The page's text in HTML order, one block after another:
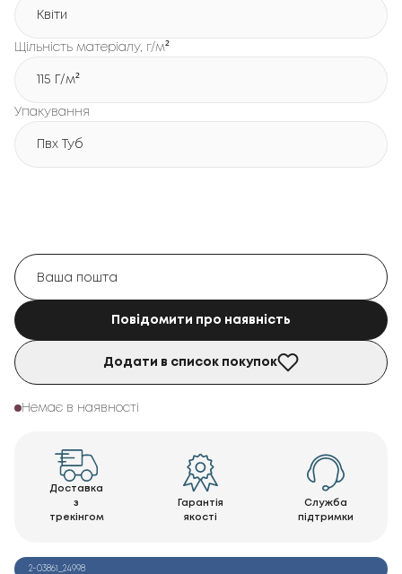
Квіти
Щільність матеріалу, г/м²
115 Г/м²
Упакування
Пвх Туб
Повідомити про наявність
Додати в список покупок
Немає в наявності
Доставка
з
трекінгом
Гарантія
якості
Служба
підтримки
2-03861_24998